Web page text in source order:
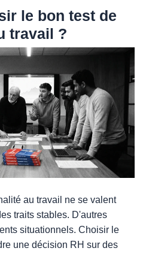
le bon test de
travail ?
au travail ne se valent
traits stables. D'autres
situationnels. Choisir le
une décision RH sur des